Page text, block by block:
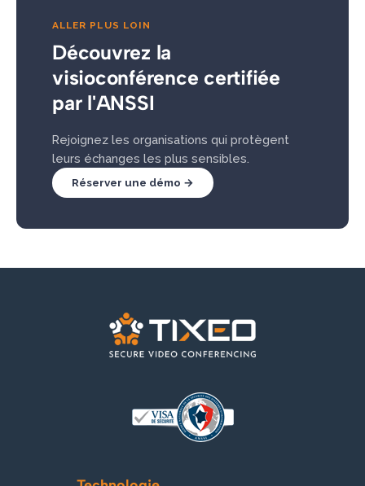
ALLER PLUS LOIN
Découvrez la
visioconférence certifiée
par l'ANSSI
Rejoignez les organisations qui protègent
leurs échanges les plus sensibles.
Réserver une démo →